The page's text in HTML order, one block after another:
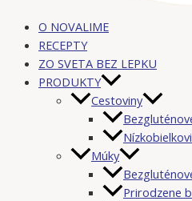
O NOVALIME
RECEPTY
ZO SVETA BEZ LEPKU
PRODUKTY
Cestoviny
Múky
Prirodzene